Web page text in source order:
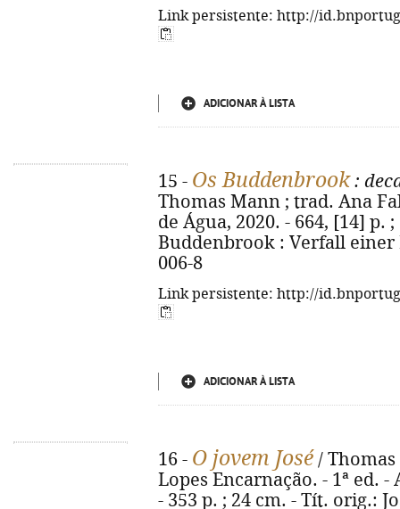
Link persistente: http://
ADICIONAR À LISTA
15 - Os Buddenbrook:
Thomas Mann ; trad. Ana
de Água, 2020. - 664, [14] p.
Buddenbrook : Verfall einer
006-8
Link persistente: http://
ADICIONAR À LISTA
16 - O jovem José /
Lopes Encarnação. - 1ª ed.
- 353 p. ; 24 cm. - Tít. orig.: